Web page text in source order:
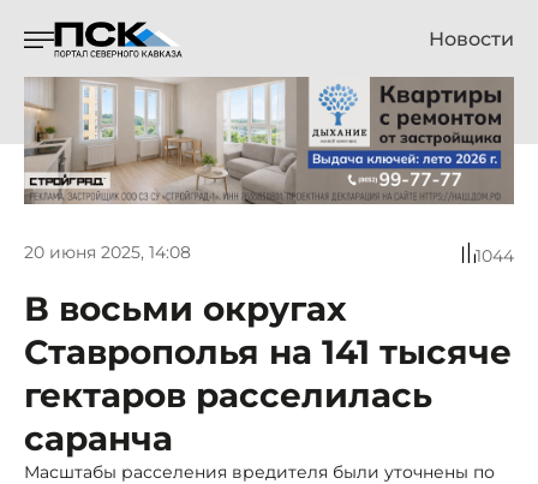
Новости
20 июня 2025, 14:08 1044
В восьми округах
Ставрополья на 141 тысяче
гектаров расселилась
саранча
Масштабы расселения вредителя были уточнены по